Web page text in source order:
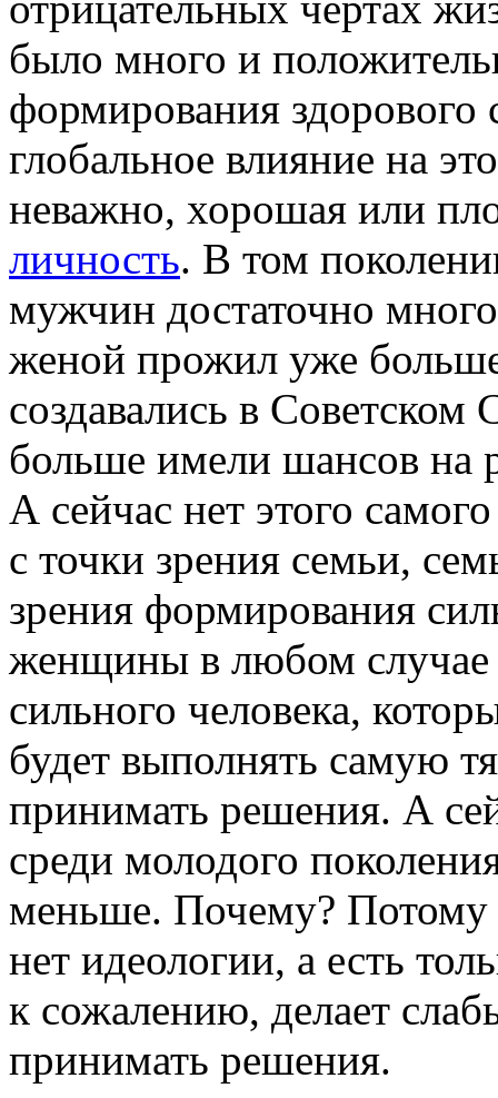
было много и
формирования здорового
глобальное влияние на
неважно, хорошая или
личность. В том
мужчин достаточно
женой прожил уже
создавались в Советском
больше имели шансов на
А сейчас нет этого
с точки зрения семьи,
зрения формирования
женщины в любом случае
сильного человека,
будет выполнять самую
принимать решения. А
среди молодого
меньше. Почему? Потому
нет идеологии, а есть
к сожалению, делает
принимать решения.